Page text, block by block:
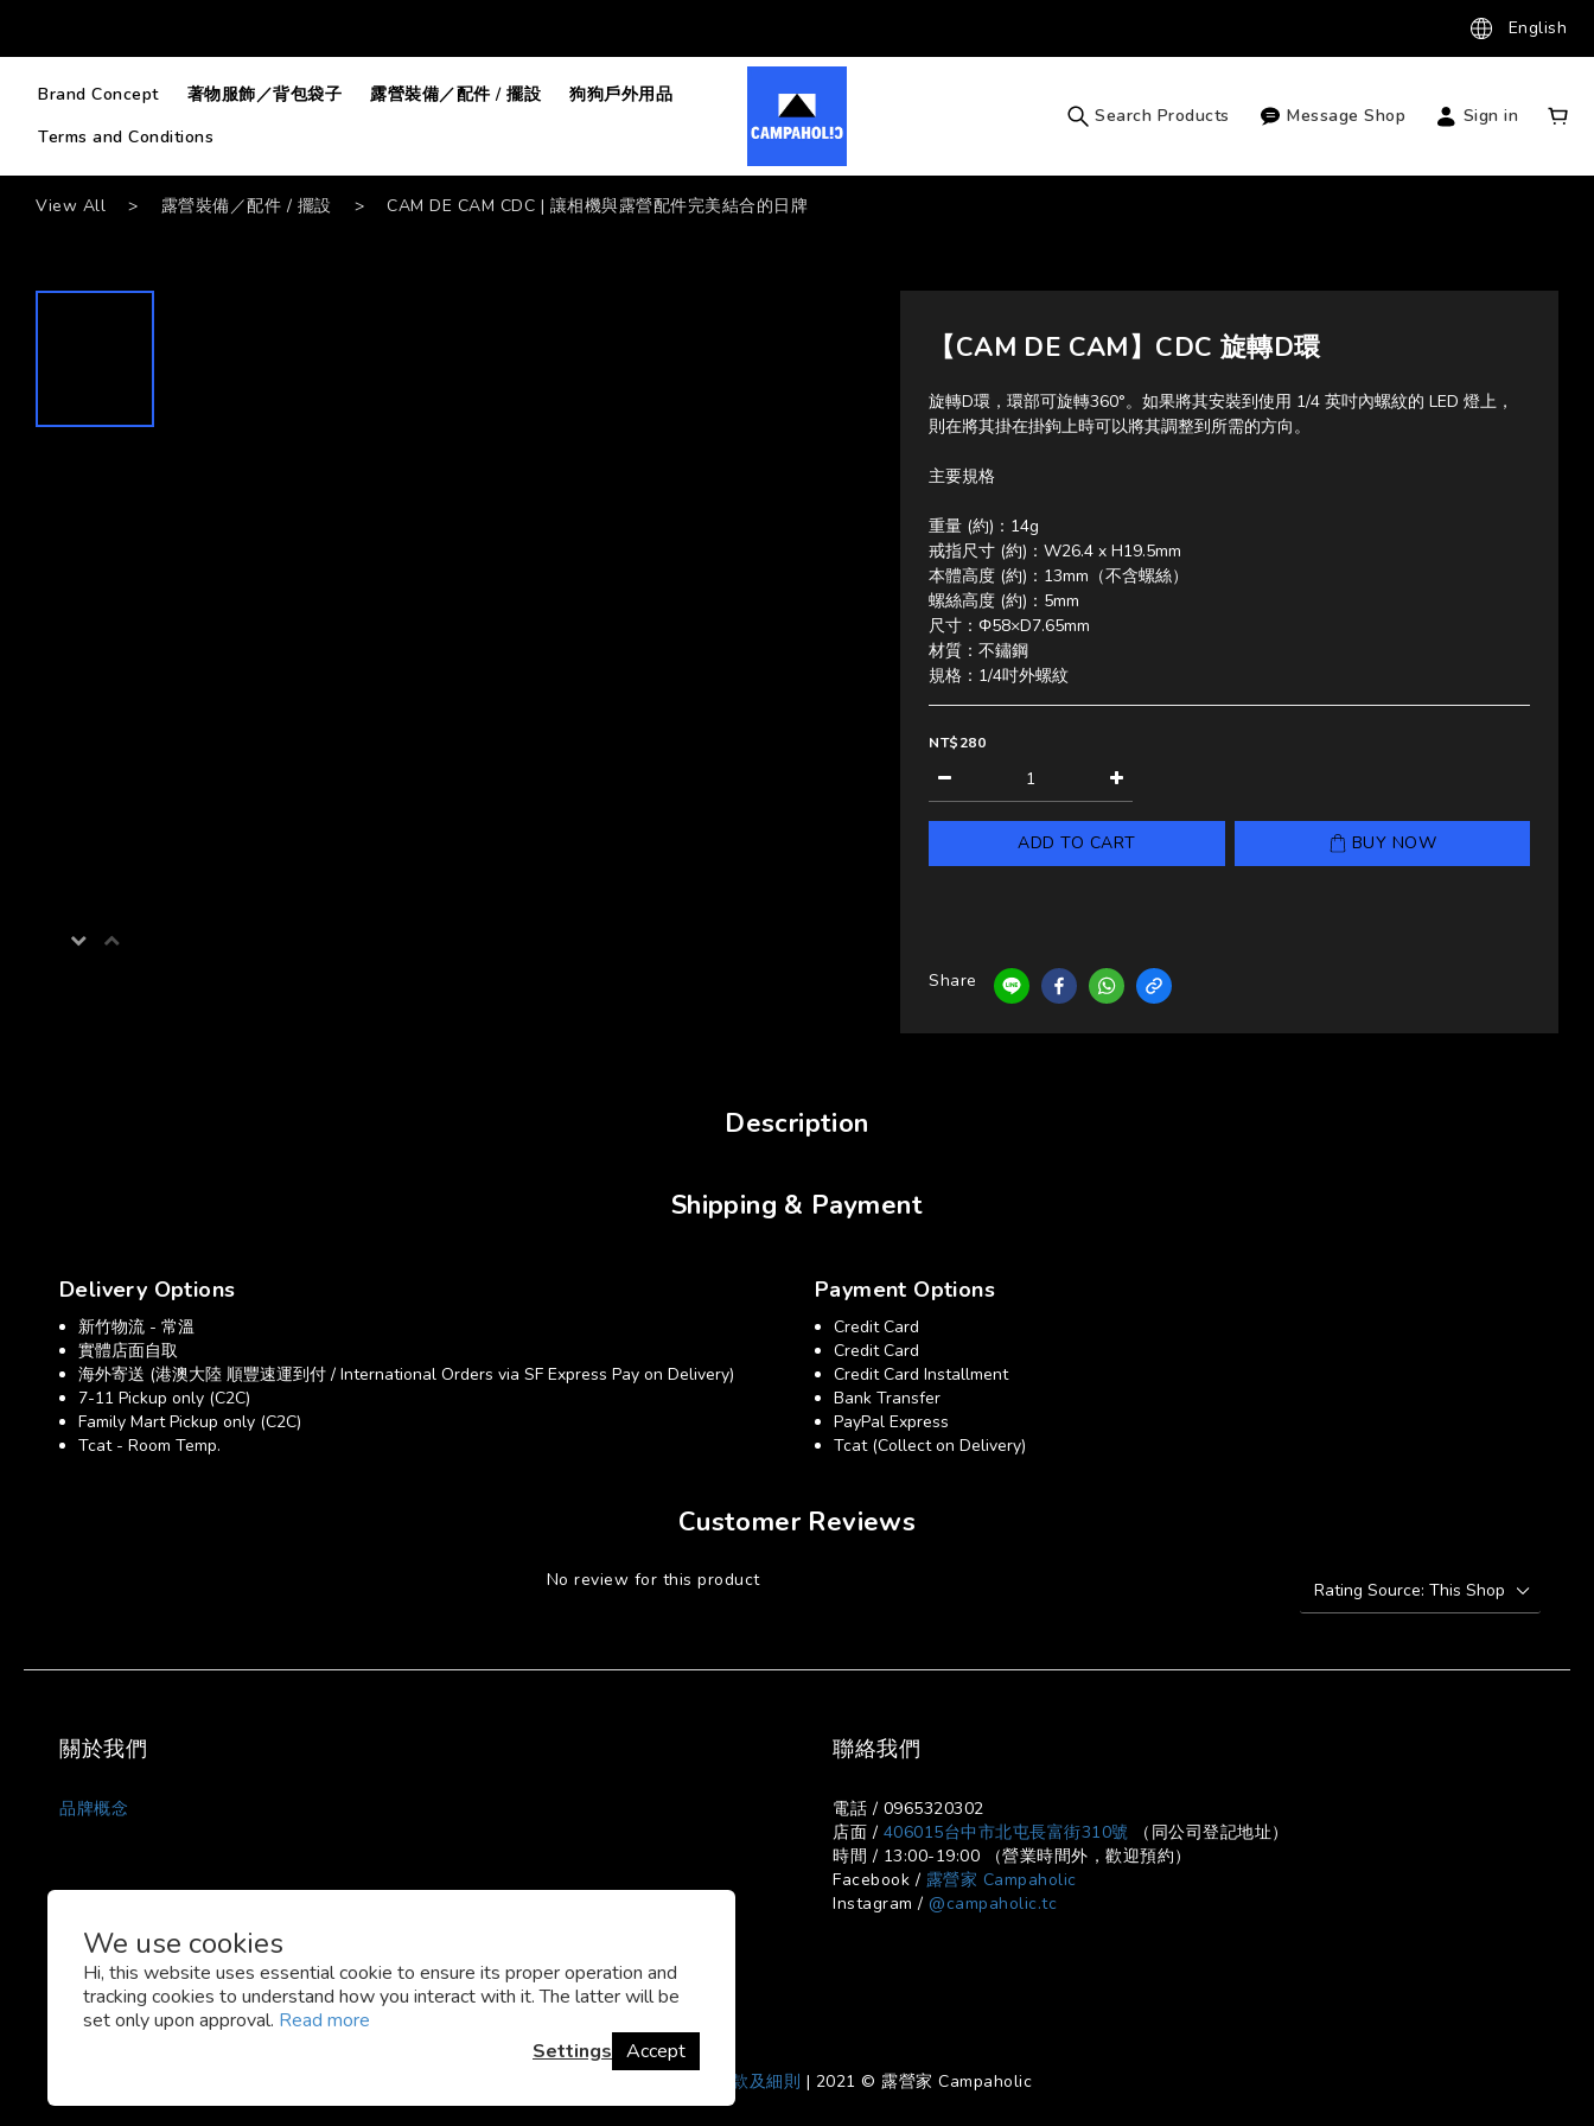
We use cookies
Hi, this website uses essential cookie to ensure its proper operation and
tracking cookies to understand how you interact with it. The latter will be
set only upon approval. Read more
Settings Accept
English
Brand Concept 著物服飾／背包袋子 露營裝備／配件 / 擺設
狗狗戶外用品
Terms and Conditions
Search Products Message Shop Sign in
View All > 露營裝備／配件 / 擺設 > CAM DE CAM CDC | 讓相機與露營配件完美結合的日牌
【CAM DE CAM】CDC 旋轉D環
旋轉D環，環部可旋轉360°。如果將其安裝到使用 1/4 英吋內螺紋的 LED 燈上，
則在將其掛在掛鉤上時可以將其調整到所需的方向。
主要規格
重量 (約)：14g
戒指尺寸 (約)：W26.4 x H19.5mm
本體高度 (約)：13mm（不含螺絲）
螺絲高度 (約)：5mm
尺寸：Φ58×D7.65mm
材質：不鏽鋼
規格：1/4吋外螺紋
NT$280
ADD TO CART BUY NOW
Share
Description
Shipping & Payment
Delivery Options
新竹物流 - 常溫
實體店面自取
海外寄送 (港澳大陸 順豐速運到付 / International Orders via SF Express Pay on Delivery)
7-11 Pickup only (C2C)
Family Mart Pickup only (C2C)
Tcat - Room Temp.
Payment Options
Credit Card
Credit Card
Credit Card Installment
Bank Transfer
PayPal Express
Tcat (Collect on Delivery)
Customer Reviews
No review for this product
關於我們
品牌概念
聯絡我們
電話 / 0965320302
店面 / 406015台中市北屯長富街310號 （同公司登記地址）
時間 / 13:00-19:00 （營業時間外，歡迎預約）
Facebook / 露營家 Campaholic
Instagram / @campaholic.tc
條款及細則 | 2021 © 露營家 Campaholic